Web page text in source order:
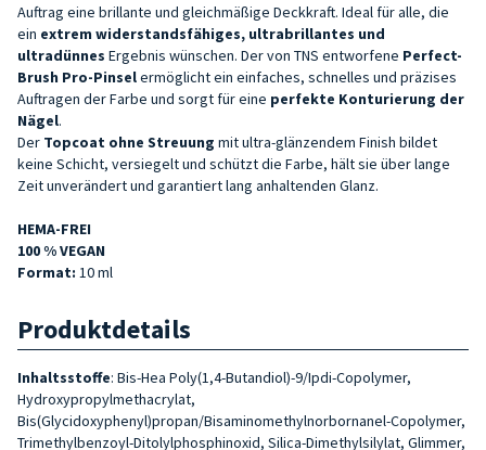
Auftrag eine brillante und gleichmäßige Deckkraft. Ideal für alle, die
ein extrem widerstandsfähiges, ultrabrillantes und
ultradünnes Ergebnis wünschen. Der von TNS entworfene Perfect-
Brush Pro-Pinselermöglicht ein einfaches, schnelles und präzises
Auftragen der Farbe und sorgt für eine perfekte Konturierung der
Nägel.
Der Topcoat ohne Streuung mit ultra-glänzendem Finish bildet
keine Schicht, versiegelt und schützt die Farbe, hält sie über lange
Zeit unverändert und garantiert lang anhaltenden Glanz.
HEMA-FREI
100 % VEGAN
Format: 10 ml
Produktdetails
Inhaltsstoffe: Bis-Hea Poly(1,4-Butandiol)-9/Ipdi-Copolymer,
Hydroxypropylmethacrylat,
Bis(Glycidoxyphenyl)propan/Bisaminomethylnorbornanel-Copolymer,
Trimethylbenzoyl-Ditolylphosphinoxid, Silica-Dimethylsilylat, Glimmer,